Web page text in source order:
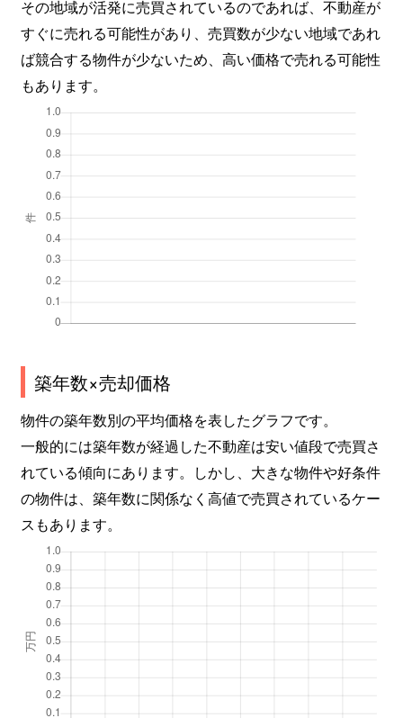
その地域が活発に売買されているのであれば、不動産が
すぐに売れる可能性があり、売買数が少ない地域であれ
ば競合する物件が少ないため、高い価格で売れる可能性
もあります。
築年数×売却価格
物件の築年数別の平均価格を表したグラフです。
一般的には築年数が経過した不動産は安い値段で売買さ
れている傾向にあります。しかし、大きな物件や好条件
の物件は、築年数に関係なく高値で売買されているケー
スもあります。